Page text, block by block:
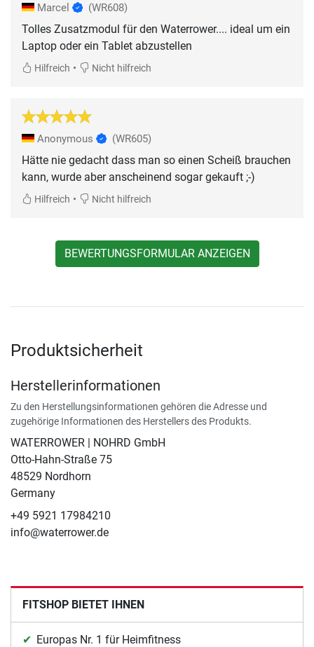
Marcel (WR608)
Tolles Zusatzmodul für den Waterrower.... ideal um ein
Laptop oder ein Tablet abzustellen
Hilfreich • Nicht hilfreich
Anonymous (WR605)
Hätte nie gedacht dass man so einen Scheiß brauchen
kann, wurde aber anscheinend sogar gekauft ;-)
Hilfreich • Nicht hilfreich
BEWERTUNGSFORMULAR ANZEIGEN
Produktsicherheit
Herstellerinformationen
Zu den Herstellungsinformationen gehören die Adresse und
zugehörige Informationen des Herstellers des Produkts.
WATERROWER | NOHRD GmbH
Otto-Hahn-Straße 75
48529 Nordhorn
Germany
+49 5921 17984210
info@waterrower.de
FITSHOP BIETET IHNEN
Europas Nr. 1 für Heimfitness